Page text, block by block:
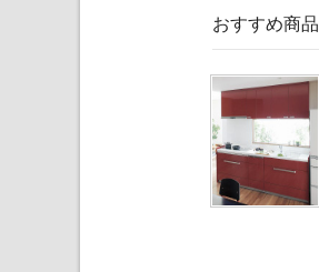
おすすめ商品